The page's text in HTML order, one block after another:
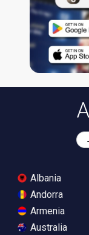
Albania
Andorra
Armenia
Australia